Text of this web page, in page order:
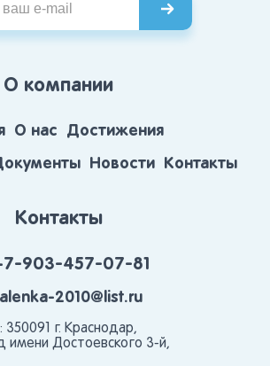
О компании
О нас Достижения
Новости Контакты
Контакты
903-457-07-81
alenka-2010@list.ru
350091 г. Краснодар,
имени Достоевского 3-й,